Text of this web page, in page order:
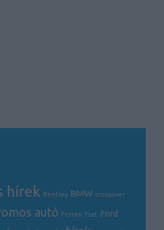
hírek Bentley BMW crossover
autó Ferrari Fiat Ford